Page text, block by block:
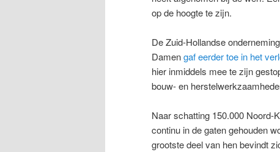
op de hoogte te zijn.
De Zuid-Hollandse
Damengaf eerder toe in het
hier inmiddels mee te zijn
bouw- en
Naar schatting 150.000 Noord-
continu in de gaten gehouden
grootste deel van hen bevindt